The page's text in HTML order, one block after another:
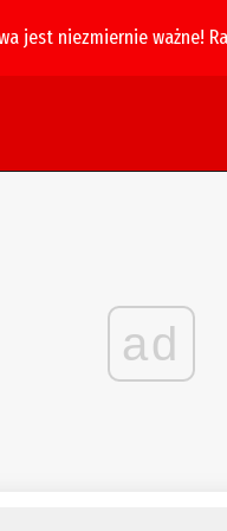
jest niezmiernie ważne!
ad